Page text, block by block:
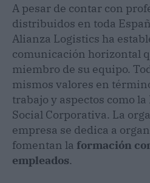
A pesar de contar con
distribuidos en toda
Alianza Logistics ha
comunicación horizontal
miembro de su equipo.
mismos valores en
trabajo y aspectos como
Social Corporativa. La
empresa se dedica a
fomentan la formación
empleados.